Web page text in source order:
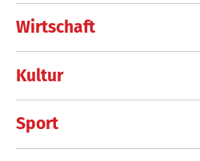
Wirtschaft
Kultur
Sport